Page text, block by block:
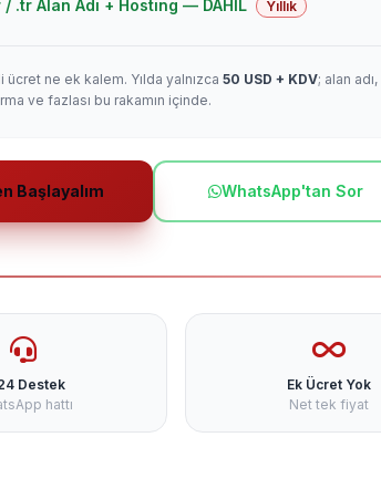
/ .tr Alan Adı + Hosting — DAHİL Yıllık
ücret ne ek kalem. Yılda yalnızca 50 USD + KDV; alan adı,
ve fazlası bu rakamın içinde.
Başlayalım WhatsApp'tan Sor
Destek
hattı
Ek Ücret Yok
Net tek fiyat